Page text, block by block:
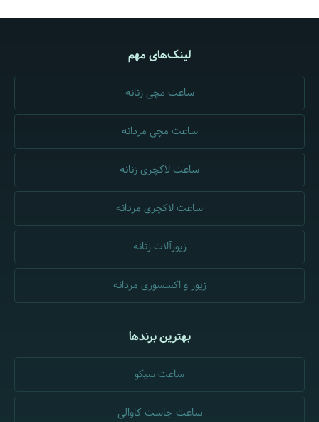
لینک‌های مهم
ساعت مچی زنانه
ساعت مچی مردانه
ساعت لاکچری زنانه
ساعت لاکچری مردانه
زیورآلات زنانه
زیور و اکسسوری مردانه
بهترین برندها
ساعت سیکو
ساعت جاست کاوالی